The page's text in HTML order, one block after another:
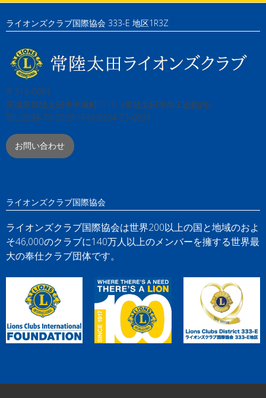
ライオンズクラブ国際協会 333-E 地区1R3Z
〒313-0061
茨城県常陸太田市中城町3210（常陸太田市商工会館内）
TEL:0294-73-0769 / FAX:0294-73-0831
お問い合わせ
ライオンズクラブ国際協会
ライオンズクラブ国際協会は世界200以上の国と地域のおよ
そ46,000のクラブに140万人以上のメンバーを擁する世界最
大の奉仕クラブ団体です。